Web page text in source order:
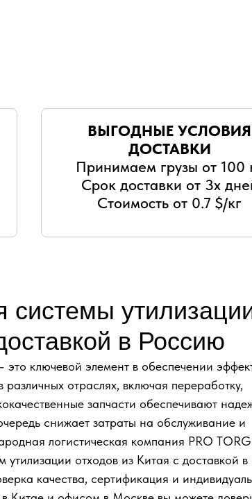
ВЫГОДНЫЕ УСЛОВИЯ
ДОСТАВКИ
Принимаем грузы от 100
Срок доставки от 3х
Стоимость от 0.7 $/кг
системы
в Россию
это ключевой элемент в обеспечении
отраслях, включая переработку,
запчасти обеспечивают
снижает затраты на обслуживание и
логистическая компания PRO TORG
утилизации отходов из Китая с доставкой
качества, сертификация и